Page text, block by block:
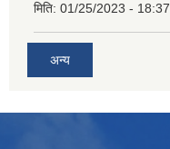
मिति: 01/25/2023 - 18:37
अन्य